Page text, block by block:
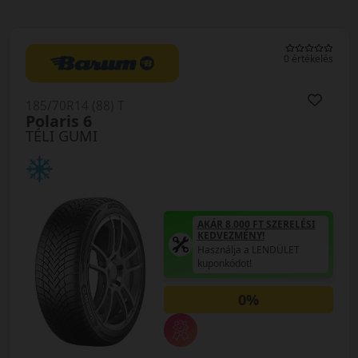
0 értékelés
TÉLI GUMI
Polaris 6
AKÁR 8.000 FT SZERELÉSI
KEDVEZMÉNY!
Használja a LENDÜLET
kuponkódot!
0%